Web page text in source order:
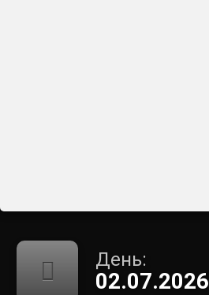
День:
02.07.2026